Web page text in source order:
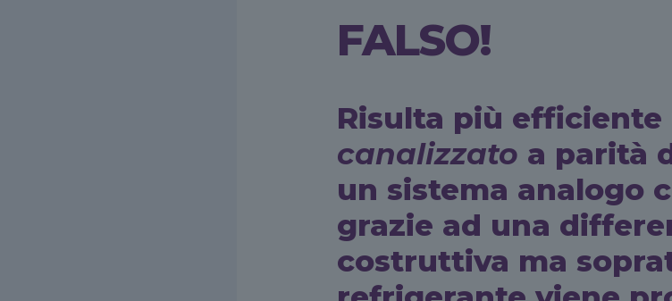
FALSO!
Risulta più
canalizzato a parità
un sistema analogo
grazie ad una
costruttiva ma